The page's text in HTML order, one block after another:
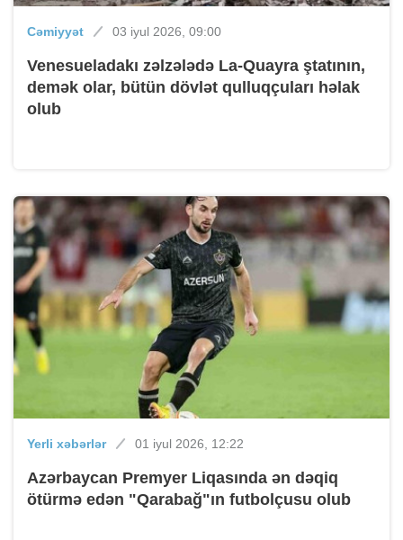
Cəmiyyət 03 iyul 2026, 09:00
Venesueladakı zəlzələdə La-Quayra ştatının,
demək olar, bütün dövlət qulluqçuları həlak
olub
Yerli xəbərlər 01 iyul 2026, 12:22
Azərbaycan Premyer Liqasında ən dəqiq
ötürmə edən "Qarabağ"ın futbolçusu olub